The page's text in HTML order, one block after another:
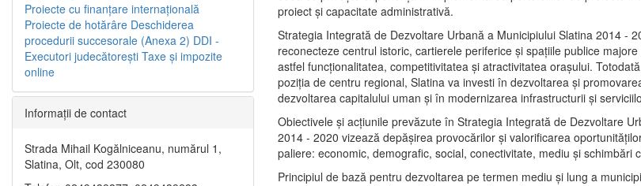
proiect și capacitate administrativă.
Strategia Integrată de Dezvoltare Urbană a Municipiului Slatina 2014 -
reconecteze centrul istoric, cartierele periferice şi spaţiile publice
astfel funcţionalitatea, competitivitatea şi atractivitatea oraşului.
poziţia de centru regional, Slatina va investi în dezvoltarea şi
dezvoltarea capitalului uman şi în modernizarea infrastructurii şi
Obiectivele şi acţiunile prevăzute în Strategia Integrată de Dezvoltare
2014 - 2020 vizează depășirea provocărilor şi valorificarea
paliere: economic, demografic, social, conectivitate, mediu şi schimbări
Principiul de bază pentru dezvoltarea pe termen mediu şi lung a
Proiecte cu finanţare internaţională
Proiecte de hotărâre Deschiderea
procedurii succesorale (Anexa 2) DDI -
Executori judecătorești Taxe şi impozite
online
Informaţii de contact
Strada Mihail Kogălniceanu, numărul 1,
Slatina, Olt, cod 230080